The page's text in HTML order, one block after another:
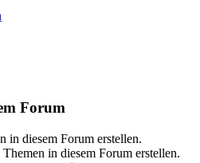
Forum
in diesem Forum erstellen.
in diesem Forum erstellen.